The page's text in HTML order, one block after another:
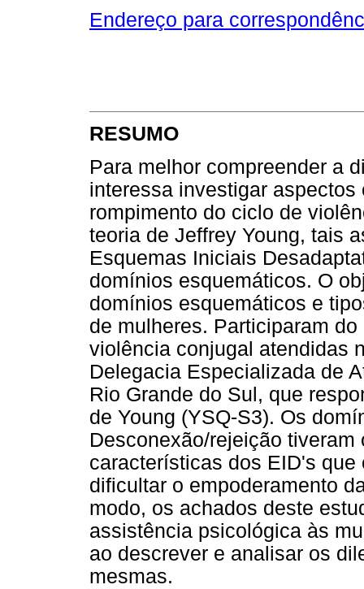
Endereço para
RESUMO
Para melhor compreender a
interessa investigar
rompimento do ciclo de
teoria de Jeffrey Young, tais
Esquemas Iniciais
domínios esquemáticos. O
domínios esquemáticos e
de mulheres. Participaram
violência conjugal atendidas
Delegacia Especializada de
Rio Grande do Sul, que
de Young (YSQ-S3). Os
Desconexão/rejeição
características dos EID's
dificultar o empoderamento
modo, os achados deste
assistência psicológica às
ao descrever e analisar os
mesmas.